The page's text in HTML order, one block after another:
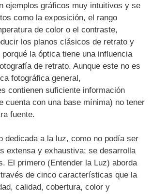
ejemplos gráficos muy intuitivos y se
como la exposición, el rango
de color o el contraste,
los planos clásicos de retrato y
la óptica tiene una influencia
de retrato. Aunque este no es
fotográfica general,
contienen suficiente información
cuenta con una base mínima) no tener
fuente.
dedicada a la luz, como no podía ser
extensa y exhaustiva; se desarrolla
El primero (Entender la Luz) aborda
de cinco características que la
calidad, cobertura, color y